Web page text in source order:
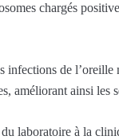
chargés
infections de
améliorant ainsi les
laboratoire à la